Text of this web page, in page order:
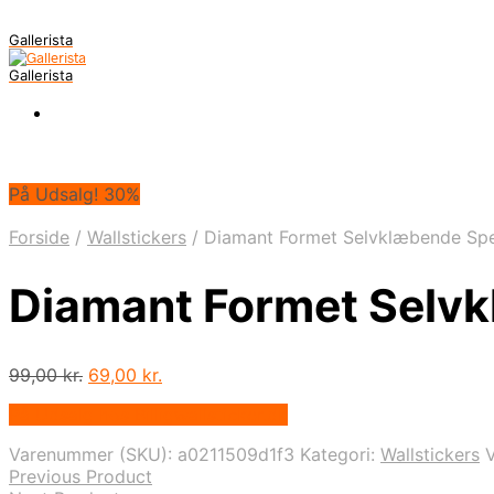
Gallerista
Gallerista
På Udsalg! 30%
Forside / Wallstickers / Diamant Formet Selvklæbende
Diamant Formet
99,00kr. Den
99,00 kr..
69,00 kr.
69,00 kr..
Varenummer (SKU): a0211509d1f3 Kategori: Wallstickers
Previous Product